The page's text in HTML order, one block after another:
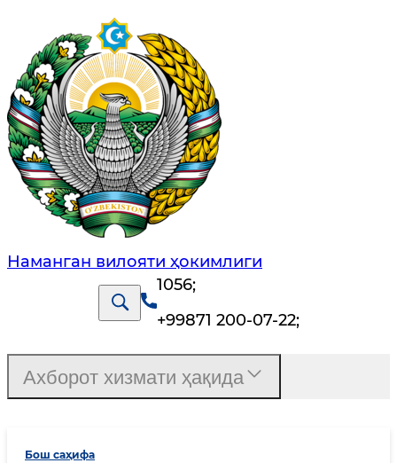
Наманган вилояти ҳокимлиги
1056;
+99871 200-07-22;
Бош саҳифа
Ахборот хизмати ҳақида